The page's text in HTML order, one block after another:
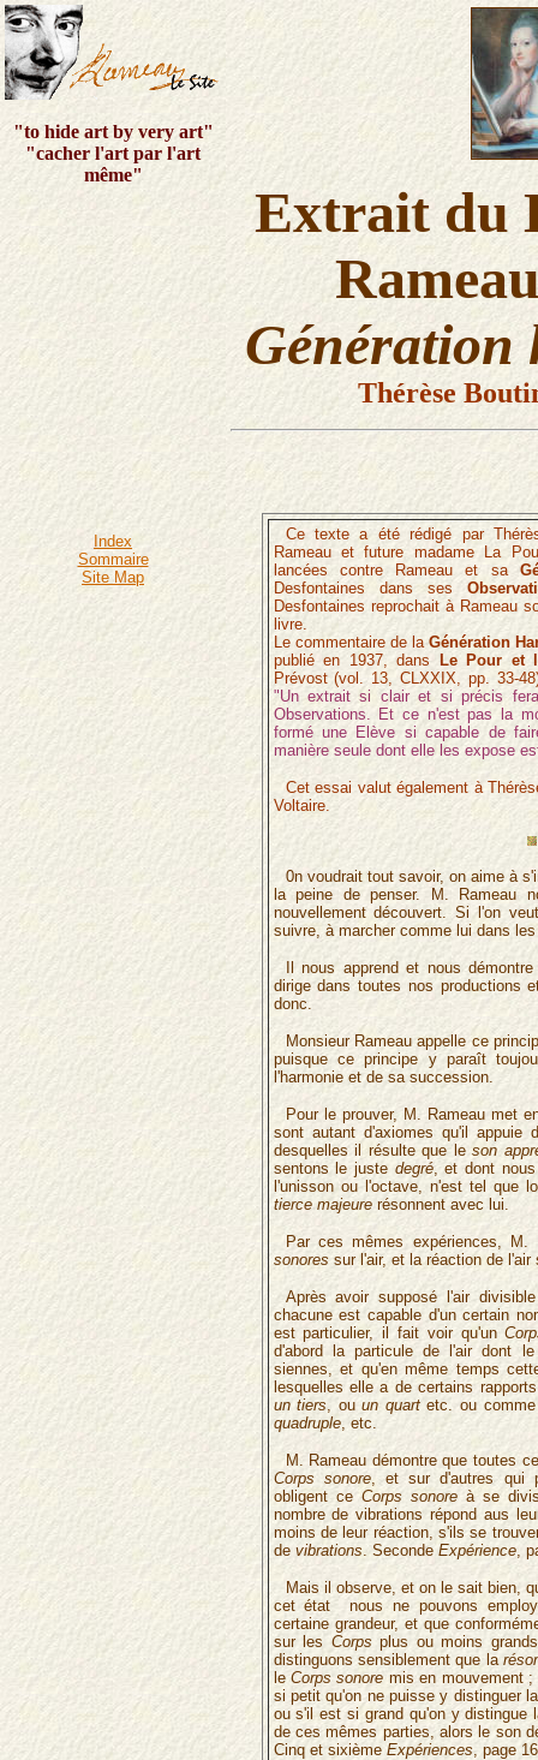
"to hide art by very art"
"cacher l'art par l'art
même"
Extrait du
Génération
Thérèse
Index
Sommaire
Site Map
Ce texte a été rédigé par
Rameau et future madame La
lancées contre Rameau et sa
Desfontaines dans ses
Desfontaines reprochait à Rameau
livre.
Le commentaire de la Génération
publié en 1937, dans
Le Pour et
Prévost (vol. 13, CLXXIX, pp. 33-
"Un extrait si clair et si précis
Observations. Et ce n'est pas la
formé une Elève si capable de
manière seule dont elle les expose
Cet essai valut également à
Voltaire.
0n voudrait tout savoir, on aime à
la peine de penser. M. Rameau
nouvellement découvert. Si l'on
suivre, à marcher comme lui dans
Il nous apprend et nous
dirige dans toutes nos productions
donc.
Monsieur Rameau appelle ce
puisque ce principe y paraît
l'harmonie et de sa succession.
Pour le prouver, M. Rameau met
sont autant d'axiomes qu'il appuie
desquelles il résulte que le son
sentons le juste degré, et dont nous
l'unisson ou l'octave, n'est tel que
tierce majeurerésonnent avec lui.
Par ces mêmes expériences,
sonoressur l'air, et la réaction de
Après avoir supposé l'air
chacune est capable d'un certain
est particulier, il fait voir qu'un
d'abord la particule de l'air dont
siennes, et qu'en même temps
lesquelles elle a de certains
un tiers, ouun quartetc. ou
quadruple, etc.
M. Rameau démontre que toutes
Corps sonore, et sur d'autres qui
obligent ceCorps sonoreà se
nombre de vibrations répond aus
moins de leur réaction, s'ils se
de vibrations. Seconde Expérience,
Mais il observe, et on le sait bien,
cet état nous ne pouvons
certaine grandeur, et que
sur les Corps plus ou moins
distinguons sensiblement que la
le Corps sonore mis en mouvement
si petit qu'on ne puisse y distinguer
ou s'il est si grand qu'on y distingue
de ces mêmes parties, alors le son
Cinq et sixième Expériences, page